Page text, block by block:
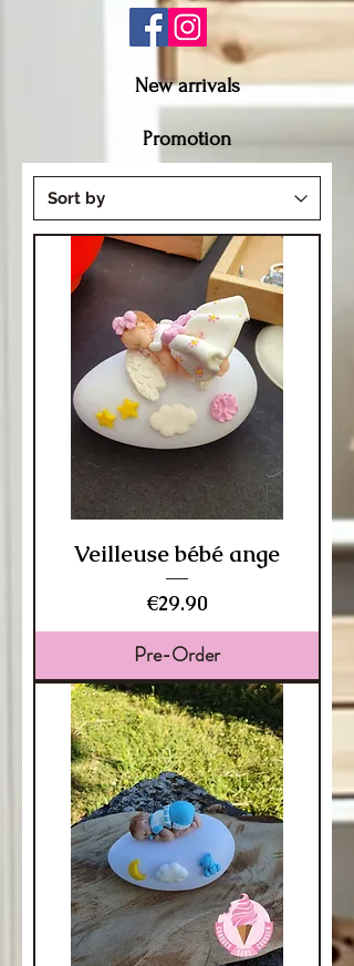
New arrivals
Promotion
Veilleuse bébé ange
Price
€29.90
Pre-Order